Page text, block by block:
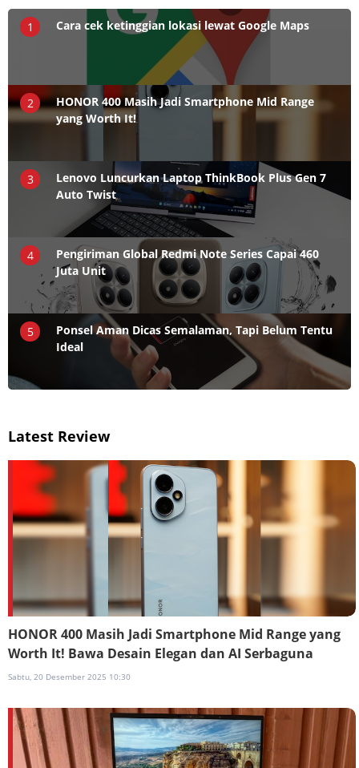
1 Cara cek ketinggian lokasi lewat Google Maps
2
HONOR 400 Masih Jadi Smartphone Mid Range
yang Worth It!
3
Lenovo Luncurkan Laptop ThinkBook Plus Gen 7
Auto Twist
4
Pengiriman Global Redmi Note Series Capai 460
Juta Unit
5
Ponsel Aman Dicas Semalaman, Tapi Belum Tentu
Ideal
Latest Review
HONOR 400 Masih Jadi Smartphone Mid Range yang
Worth It! Bawa Desain Elegan dan AI Serbaguna
Sabtu, 20 Desember 2025 10:30